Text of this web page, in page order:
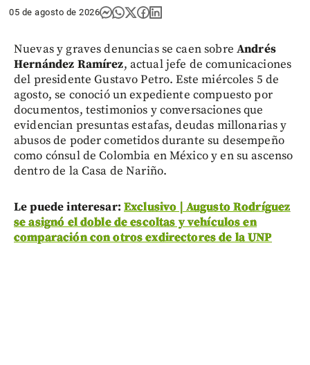
05 de agosto de 2026
Nuevas y graves denuncias se caen sobre Andrés
Hernández Ramírez, actual jefe de comunicaciones
del presidente Gustavo Petro. Este miércoles 5 de
agosto, se conoció un expediente compuesto por
documentos, testimonios y conversaciones que
evidencian presuntas estafas, deudas millonarias y
abusos de poder cometidos durante su desempeño
como cónsul de Colombia en México y en su ascenso
dentro de la Casa de Nariño.
Le puede interesar: Exclusivo | Augusto Rodríguez
se asignó el doble de escoltas y vehículos en
comparación con otros exdirectores de la UNP